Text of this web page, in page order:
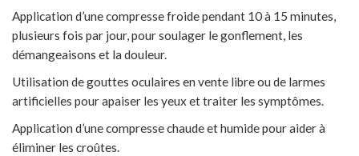
Application d’une compresse froide pendant 10 à 15 minutes,
plusieurs fois par jour, pour soulager le gonflement, les
démangeaisons et la douleur.
Utilisation de gouttes oculaires en vente libre ou de larmes
artificielles pour apaiser les yeux et traiter les symptômes.
Application d’une compresse chaude et humide pour aider à
éliminer les croûtes.